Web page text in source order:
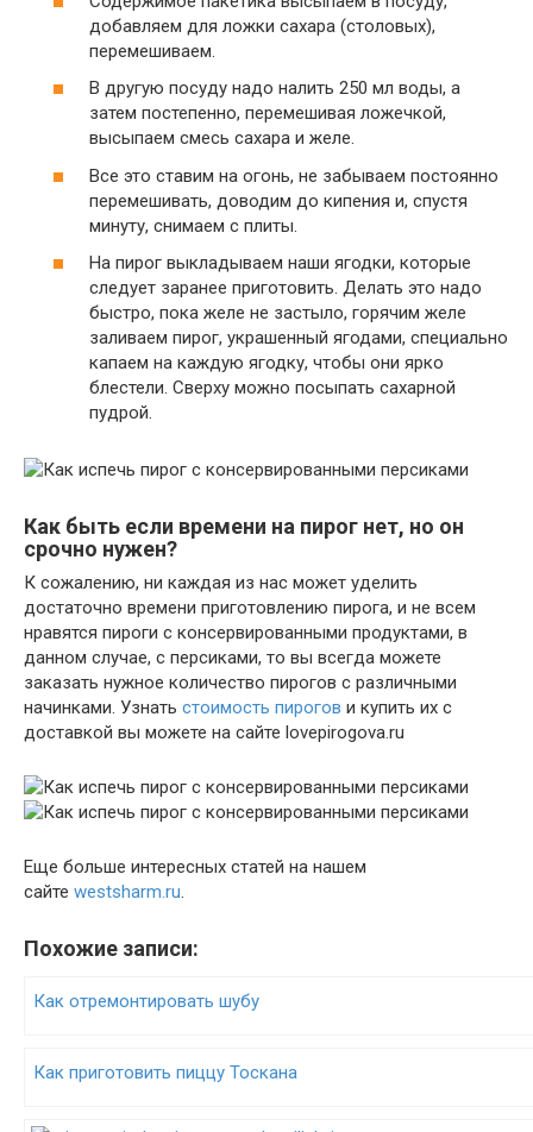
добавляем для ложки сахара (столовых),
перемешиваем.
В другую посуду надо налить 250 мл воды, а
затем постепенно, перемешивая ложечкой,
высыпаем смесь сахара и желе.
Все это ставим на огонь, не забываем постоянно
перемешивать, доводим до кипения и, спустя
минуту, снимаем с плиты.
На пирог выкладываем наши ягодки, которые
следует заранее приготовить. Делать это надо
быстро, пока желе не застыло, горячим желе
заливаем пирог, украшенный ягодами, специально
капаем на каждую ягодку, чтобы они ярко
блестели. Сверху можно посыпать сахарной
пудрой.
Как быть если времени на пирог нет, но он
срочно нужен?
К сожалению, ни каждая из нас может уделить
достаточно времени приготовлению пирога, и не всем
нравятся пироги с консервированными продуктами, в
данном случае, с персиками, то вы всегда можете
заказать нужное количество пирогов с различными
начинками. Узнать стоимость пирогов и купить их с
доставкой вы можете на сайте lovepirogova.ru
Еще больше интересных статей на нашем
сайте westsharm.ru.
Похожие записи:
Как отремонтировать шубу
Как приготовить пиццу Тоскана